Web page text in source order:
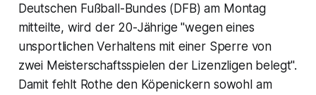
Deutschen Fußball-Bundes (DFB) am Montag
mitteilte, wird der 20-Jährige "wegen eines
unsportlichen Verhaltens mit einer Sperre von
zwei Meisterschaftsspielen der Lizenzligen belegt".
Damit fehlt Rothe den Köpenickern sowohl am